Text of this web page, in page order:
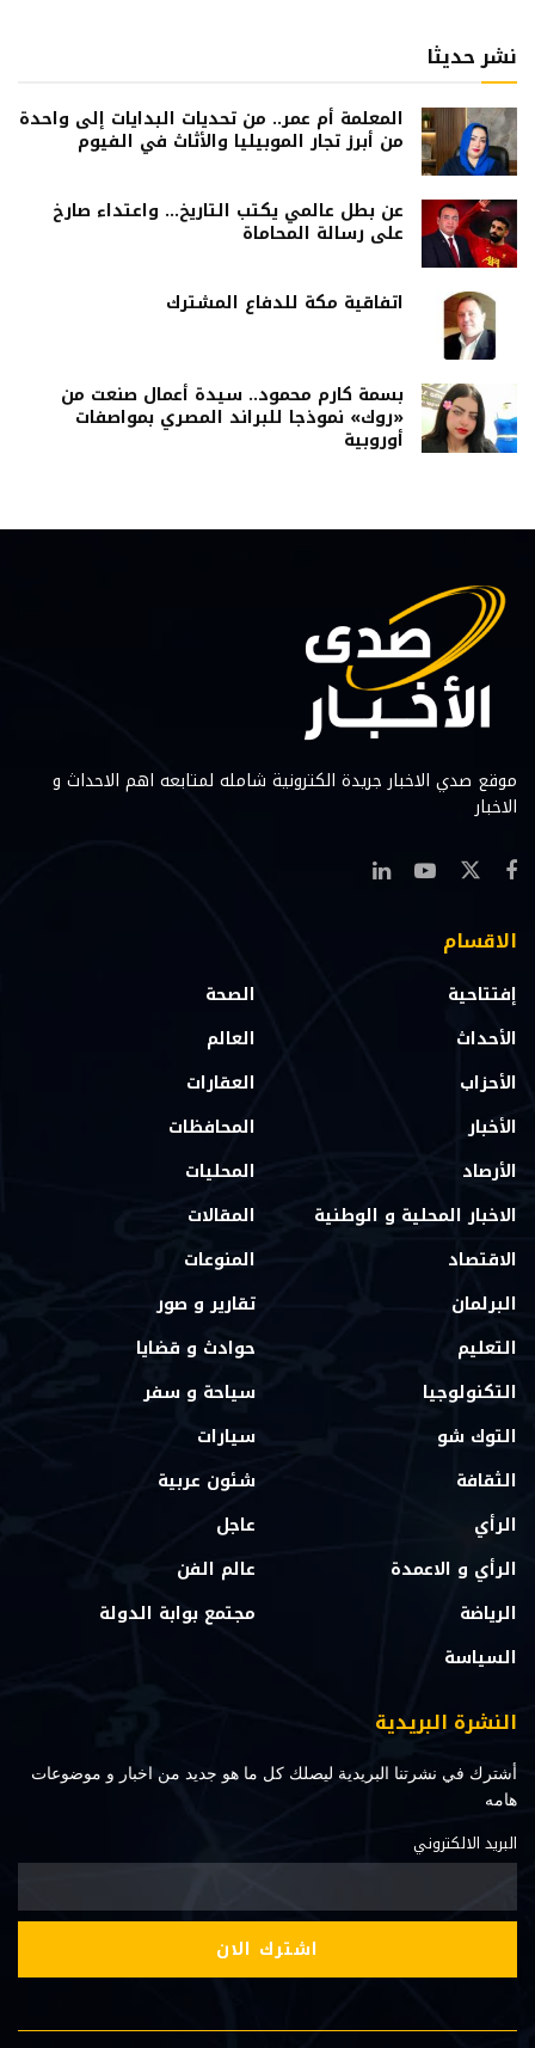
نشر حديثا
المعلمة أم عمر.. من تحديات البدايات إلى واحدة
من أبرز تجار الموبيليا والأثاث في الفيوم
عن بطل عالمي يكتب التاريخ… واعتداء صارخ
على رسالة المحاماة
اتفاقية مكة للدفاع المشترك
بسمة كارم محمود.. سيدة أعمال صنعت من
«روك» نموذجا للبراند المصري بمواصفات
أوروبية
موقع صدي الاخبار جريدة الكترونية شامله لمتابعه اهم الاحداث و
الاخبار
الاقسام
إفتتاحية
الأحداث
الأحزاب
الأخبار
الأرصاد
الاخبار المحلية و الوطنية
الاقتصاد
البرلمان
التعليم
التكنولوجيا
التوك شو
الثقافة
الرأي
الرأي و الاعمدة
الرياضة
السياسة
الصحة
العالم
العقارات
المحافظات
المحليات
المقالات
المنوعات
تقارير و صور
حوادث و قضايا
سياحة و سفر
سيارات
شئون عربية
عاجل
عالم الفن
مجتمع بوابة الدولة
النشرة البريدية
أشترك في نشرتنا البريدية ليصلك كل ما هو جديد من اخبار و موضوعات
هامه
البريد الالكتروني